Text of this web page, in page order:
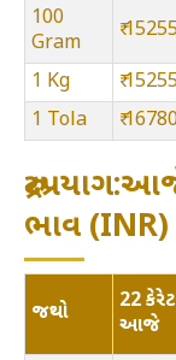
100
Gram
₹
1 Kg ₹
1 Tola
₹
ભાવ (INR)
જથ્થો
22
આજે